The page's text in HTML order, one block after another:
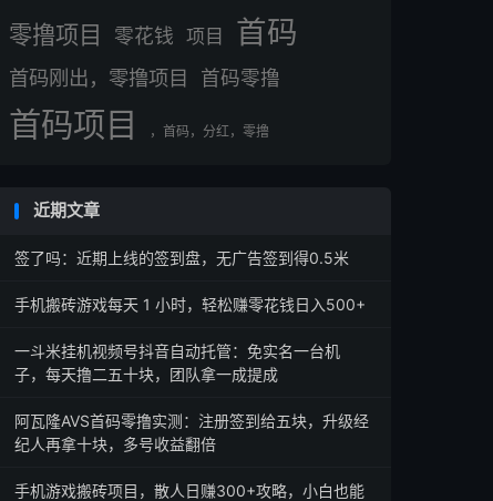
零撸项目 零花钱 项目 首码
首码刚出，零撸项目 首码零撸
首码项目 ，首码，分红，零撸
近期文章
签了吗：近期上线的签到盘，无广告签到得0.5米
手机搬砖游戏每天 1 小时，轻松赚零花钱日入500+
一斗米挂机视频号抖音自动托管：免实名一台机
子，每天撸二五十块，团队拿一成提成
阿瓦隆AVS首码零撸实测：注册签到给五块，升级经
纪人再拿十块，多号收益翻倍
手机游戏搬砖项目，散人日赚300+攻略，小白也能